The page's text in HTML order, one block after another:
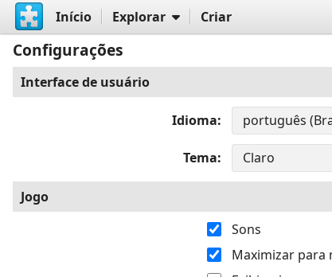
Início Explorar Criar
Configurações
Interface de usuário
Idioma
Tema
Jogo
Sons
Maximizar para